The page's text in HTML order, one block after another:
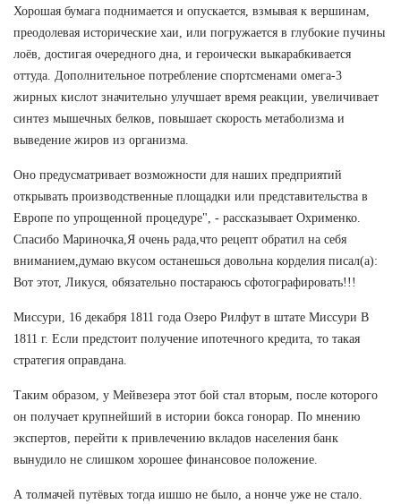
Хорошая бумага поднимается и опускается, взмывая к вершинам,
преодолевая исторические хаи, или погружается в глубокие пучины
лоёв, достигая очередного дна, и героически выкарабкивается
оттуда. Дополнительное потребление спортсменами омега-3
жирных кислот значительно улучшает время реакции, увеличивает
синтез мышечных белков, повышает скорость метаболизма и
выведение жиров из организма.
Оно предусматривает возможности для наших предприятий
открывать производственные площадки или представительства в
Европе по упрощенной процедуре", - рассказывает Охрименко.
Спасибо Мариночка,Я очень рада,что рецепт обратил на себя
вниманием,думаю вкусом останешься довольна корделия писал(а):
Вот этот, Ликуся, обязательно постараюсь сфотографировать!!!
Миссури, 16 декабря 1811 года Озеро Рилфут в штате Миссури В
1811 г. Если предстоит получение ипотечного кредита, то такая
стратегия оправдана.
Таким образом, у Мейвезера этот бой стал вторым, после которого
он получает крупнейший в истории бокса гонорар. По мнению
экспертов, перейти к привлечению вкладов населения банк
вынудило не слишком хорошее финансовое положение.
А толмачей путёвых тогда ишшо не было, а нонче уже не стало.